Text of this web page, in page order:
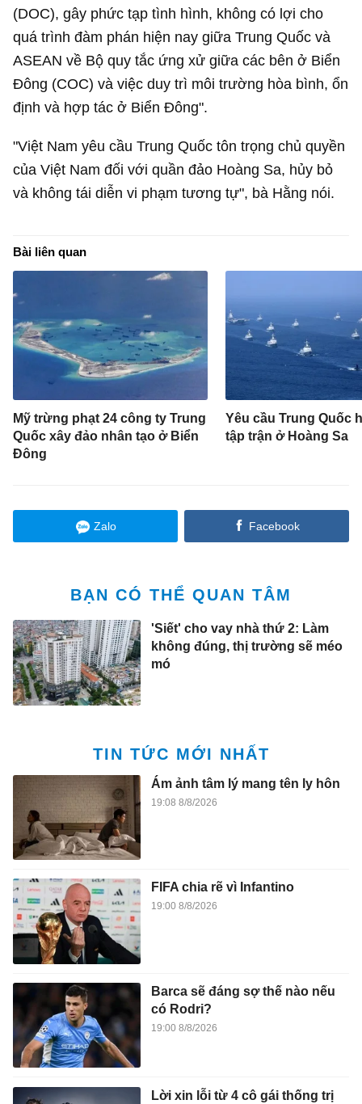
(DOC), gây phức tạp tình hình, không có lợi cho
quá trình đàm phán hiện nay giữa Trung Quốc và
ASEAN về Bộ quy tắc ứng xử giữa các bên ở Biển
Đông (COC) và việc duy trì môi trường hòa bình, ổn
định và hợp tác ở Biển Đông".
"Việt Nam yêu cầu Trung Quốc tôn trọng chủ quyền
của Việt Nam đối với quần đảo Hoàng Sa, hủy bỏ
và không tái diễn vi phạm tương tự", bà Hằng nói.
Bài liên quan
Mỹ trừng phạt 24 công ty Trung
Quốc xây đảo nhân tạo ở Biển
Đông
Yêu cầu Trung Quốc
tập trận ở Hoàng Sa
Zalo Facebook
BẠN CÓ THỂ QUAN TÂM
'Siết' cho vay nhà thứ 2: Làm
không đúng, thị trường sẽ méo
mó
TIN TỨC MỚI NHẤT
Ám ảnh tâm lý mang tên ly hôn
19:08 8/8/2026
FIFA chia rẽ vì Infantino
19:00 8/8/2026
Barca sẽ đáng sợ thế nào nếu
có Rodri?
19:00 8/8/2026
Lời xin lỗi từ 4 cô gái thống trị